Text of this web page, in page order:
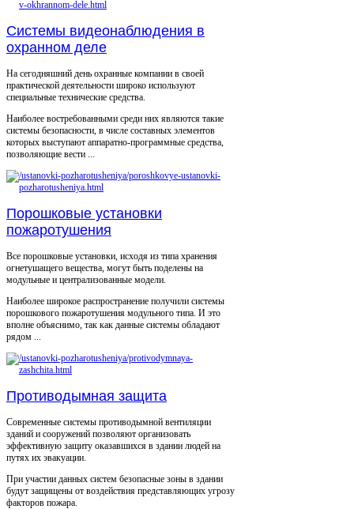
Системы видеонаблюдения в
охранном деле
На сегодняшний день охранные компании в своей
практической деятельности широко используют
специальные технические средства.
Наиболее востребованными среди них являются такие
системы безопасности, в числе составных элементов
которых выступают аппаратно-программные средства,
позволяющие вести ...
Порошковые установки
пожаротушения
Все порошковые установки, исходя из типа хранения
огнетушащего вещества, могут быть поделены на
модульные и централизованные модели.
Наиболее широкое распространение получили системы
порошкового пожаротушения модульного типа. И это
вполне объяснимо, так как данные системы обладают
рядом ...
Противодымная защита
Современные системы противодымной вентиляции
зданий и сооружений позволяют организовать
эффективную защиту оказавшихся в здании людей на
путях их эвакуации.
При участии данных систем безопасные зоны в здании
будут защищены от воздействия представляющих угрозу
факторов пожара.